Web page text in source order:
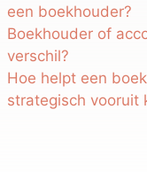
een boekhouder?
Boekhouder of
verschil?
Hoe helpt een
strategisch vooruit